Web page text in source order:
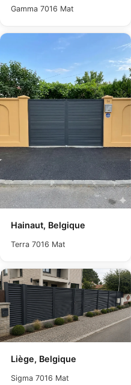
Gamma 7016 Mat
Hainaut, Belgique
Terra 7016 Mat
Liège, Belgique
Sigma 7016 Mat